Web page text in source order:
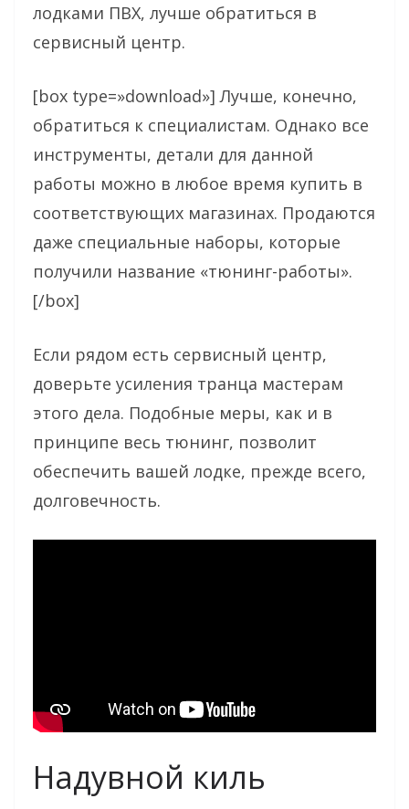
лодками ПВХ, лучше обратиться в
сервисный центр.
[box type=»download»] Лучше, конечно,
обратиться к специалистам. Однако все
инструменты, детали для данной
работы можно в любое время купить в
соответствующих магазинах. Продаются
даже специальные наборы, которые
получили название «тюнинг-работы».
[/box]
Если рядом есть сервисный центр,
доверьте усиления транца мастерам
этого дела. Подобные меры, как и в
принципе весь тюнинг, позволит
обеспечить вашей лодке, прежде всего,
долговечность.
Надувной киль